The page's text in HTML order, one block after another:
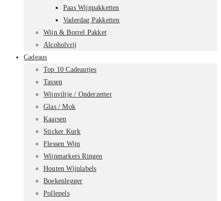
Paas Wijnpakketten
Vaderdag Pakketten
Wijn & Borrel Pakket
Alcoholvrij
Cadeaus
Top 10 Cadeautjes
Tassen
Wijnviltje / Onderzetter
Glas / Mok
Kaarsen
Sticker Kurk
Flessen Wijn
Wijnmarkers Ringen
Houten Wijnlabels
Boekenlegger
Pollepels